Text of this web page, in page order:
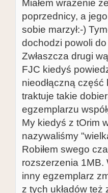
Miałem wrażenie
poprzednicy, a
sobie marzył:-)
dochodzi powoli
Zwłaszcza drugi
FJC kiedyś
nieodłączną
traktuje takie
egzemplarzu
My kiedyś z tOrim
nazywaliśmy
Robiłem swego
rozszerzenia 1MB.
inny egzemplarz
z tych układów też